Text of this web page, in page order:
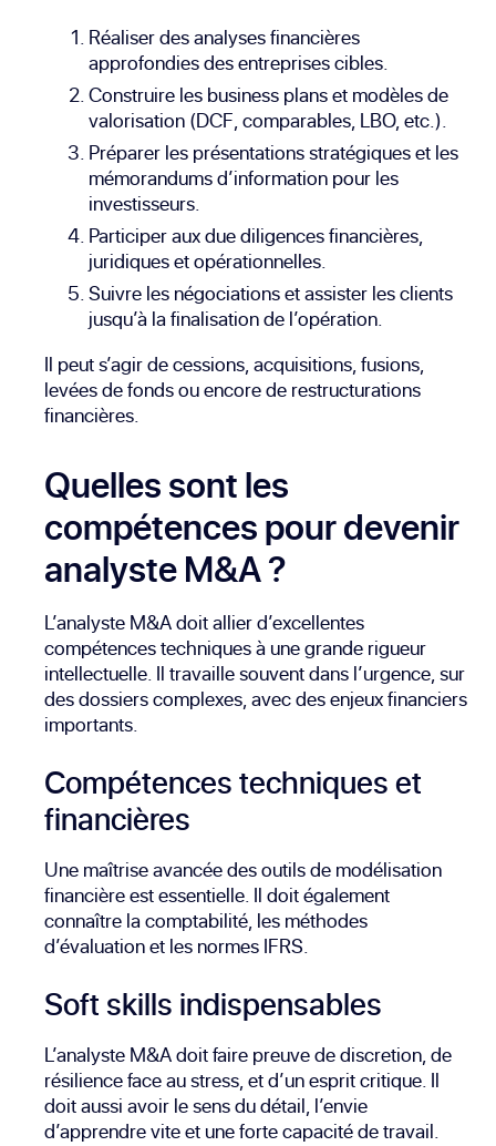
Réaliser des analyses financières
approfondies des entreprises cibles.
Construire les business plans et modèles de
valorisation (DCF, comparables, LBO, etc.).
Préparer les présentations stratégiques et les
mémorandums d’information pour les
investisseurs.
Participer aux due diligences financières,
juridiques et opérationnelles.
Suivre les négociations et assister les clients
jusqu’à la finalisation de l’opération.
Il peut s’agir de cessions, acquisitions, fusions,
levées de fonds ou encore de restructurations
financières.
Quelles sont les
compétences pour devenir
analyste M&A ?
L’analyste M&A doit allier d’excellentes
compétences techniques à une grande rigueur
intellectuelle. Il travaille souvent dans l’urgence, sur
des dossiers complexes, avec des enjeux financiers
importants.
Compétences techniques et
financières
Une maîtrise avancée des outils de modélisation
financière est essentielle. Il doit également
connaître la comptabilité, les méthodes
d’évaluation et les normes IFRS.
Soft skills indispensables
L’analyste M&A doit faire preuve de discretion, de
résilience face au stress, et d’un esprit critique. Il
doit aussi avoir le sens du détail, l’envie
d’apprendre vite et une forte capacité de travail.